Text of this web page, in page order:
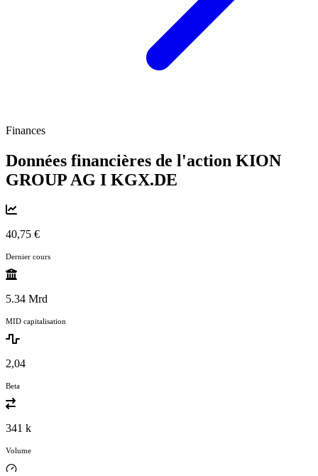
Finances
Données financières de l'action KION
GROUP AG I KGX.DE
40,75 €
Dernier cours
5.34 Mrd
MID capitalisation
2,04
Beta
341 k
Volume